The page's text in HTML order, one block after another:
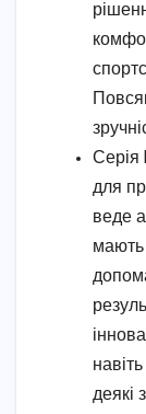
Серія
для
веде
мають
деякі